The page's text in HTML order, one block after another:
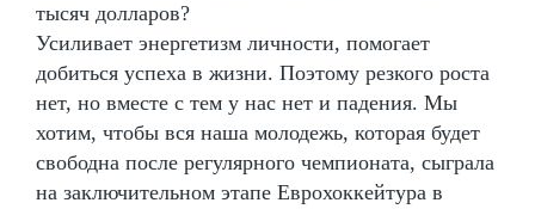
тысяч долларов?
Усиливает энергетизм личности, помогает
добиться успеха в жизни. Поэтому резкого роста
нет, но вместе с тем у нас нет и падения. Мы
хотим, чтобы вся наша молодежь, которая будет
свободна после регулярного чемпионата, сыграла
на заключительном этапе Еврохоккейтура в